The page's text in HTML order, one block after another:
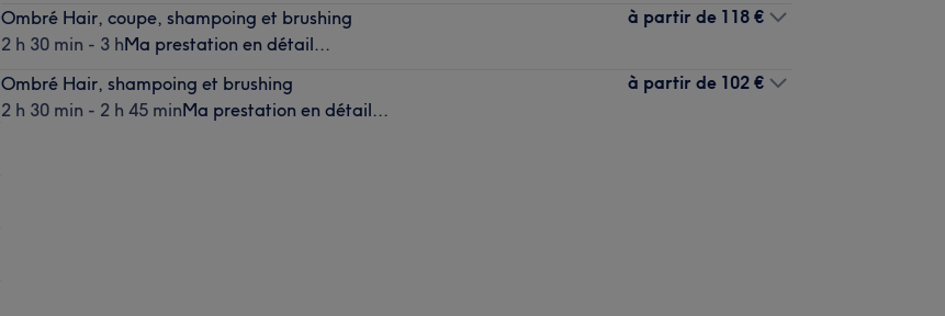
Ombré Hair, coupe, shampoing et brushing
2 h 30 min - 3 hMa prestation en détail...
à partir de 118 €
Ombré Hair, shampoing et brushing
2 h 30 min - 2 h 45 minMa prestation en détail...
à partir de 102 €